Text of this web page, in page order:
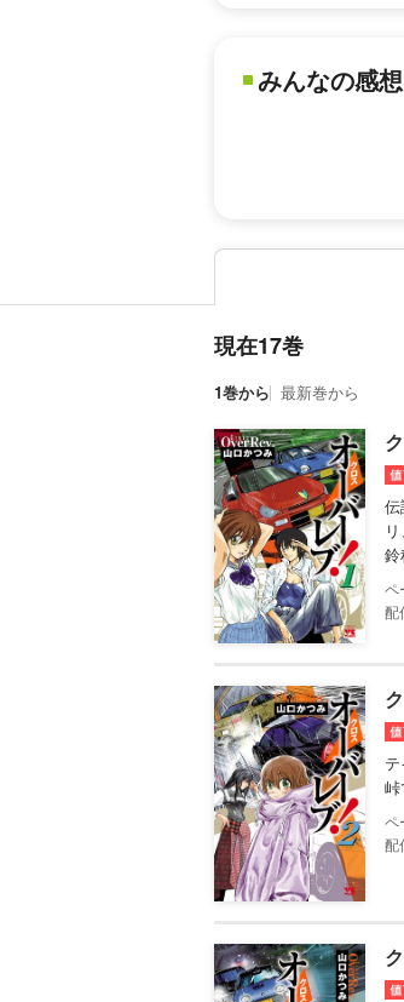
みんなの感想
現在17巻
1巻から 最新巻から
鈴
配
峠
配